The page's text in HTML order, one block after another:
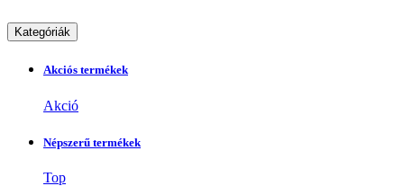
Kategóriák
Akciós termékek
Akció
Népszerű termékek
Top